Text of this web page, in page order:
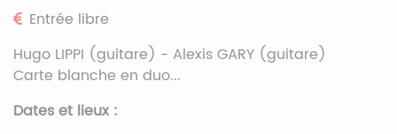
Entrée libre
Hugo LIPPI (guitare) - Alexis GARY (guitare)
Carte blanche en duo...
Dates et lieux :